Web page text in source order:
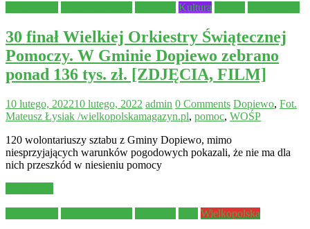
Kultura
30 finał Wielkiej Orkiestry Świątecznej
Pomoczy. W Gminie Dopiewo zebrano
ponad 136 tys. zł. [ZDJĘCIA, FILM]
10 lutego, 202210 lutego, 2022 admin 0 Comments Dopiewo, Fot.
Mateusz Łysiak /wielkopolskamagazyn.pl, pomoc, WOŚP
120 wolontariuszy sztabu z Gminy Dopiewo, mimo
niesprzyjających warunków pogodowych pokazali, że nie ma dla
nich przeszkód w niesieniu pomocy
Wielkopolska